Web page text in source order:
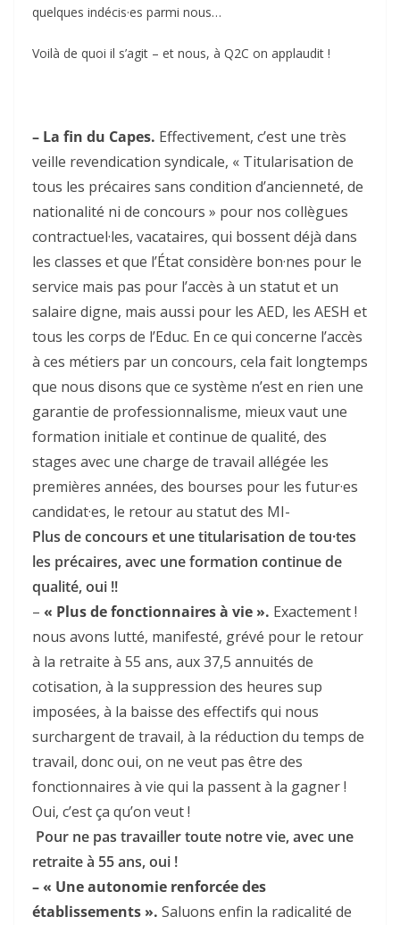
quelques indécis·es parmi nous…
Voilà de quoi il s’agit – et nous, à Q2C on applaudit !
– La fin du Capes. Effectivement, c’est une très
veille revendication syndicale, « Titularisation de
tous les précaires sans condition d’ancienneté, de
nationalité ni de concours » pour nos collègues
contractuel·les, vacataires, qui bossent déjà dans
les classes et que l’État considère bon·nes pour le
service mais pas pour l’accès à un statut et un
salaire digne, mais aussi pour les AED, les AESH et
tous les corps de l’Educ. En ce qui concerne l’accès
à ces métiers par un concours, cela fait longtemps
que nous disons que ce système n’est en rien une
garantie de professionnalisme, mieux vaut une
formation initiale et continue de qualité, des
stages avec une charge de travail allégée les
premières années, des bourses pour les futur·es
candidat·es, le retour au statut des MI-
Plus de concours et une titularisation de tou·tes
les précaires, avec une formation continue de
qualité, oui !!
– « Plus de fonctionnaires à vie ». Exactement !
nous avons lutté, manifesté, grévé pour le retour
à la retraite à 55 ans, aux 37,5 annuités de
cotisation, à la suppression des heures sup
imposées, à la baisse des effectifs qui nous
surchargent de travail, à la réduction du temps de
travail, donc oui, on ne veut pas être des
fonctionnaires à vie qui la passent à la gagner !
Oui, c’est ça qu’on veut !
Pour ne pas travailler toute notre vie, avec une
retraite à 55 ans, oui !
– « Une autonomie renforcée des
établissements ». Saluons enfin la radicalité de